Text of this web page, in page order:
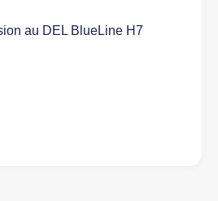
au DEL BlueLine H7